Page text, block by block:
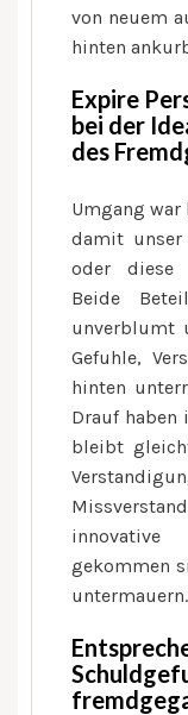
von neuem
hinten
Expire
bei der
des
Umgang
damit unser
oder diese
Beide
unverblumt
Gefuhle,
hinten
Drauf haben
bleibt
gekommen
untermauern.